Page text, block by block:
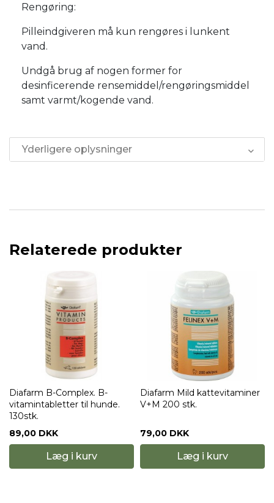
Rengøring:
Pilleindgiveren må kun rengøres i lunkent
vand.
Undgå brug af nogen former for
desinficerende rensemiddel/rengøringsmiddel
samt varmt/kogende vand.
Yderligere oplysninger
Relaterede produkter
Diafarm B-Complex. B-
vitamintabletter til hunde.
130stk.
89,00 DKK
Læg i kurv
Diafarm Mild kattevitaminer
V+M 200 stk.
79,00 DKK
Læg i kurv